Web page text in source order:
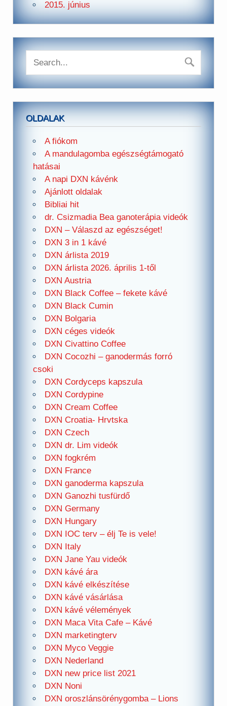
2015. június
OLDALAK
A fiókom
A mandulagomba egészségtámogató
hatásai
A napi DXN kávénk
Ajánlott oldalak
Bibliai hit
dr. Csizmadia Bea ganoterápia videók
DXN – Válaszd az egészséget!
DXN 3 in 1 kávé
DXN árlista 2019
DXN árlista 2026. április 1-től
DXN Austria
DXN Black Coffee – fekete kávé
DXN Black Cumin
DXN Bolgaria
DXN céges videók
DXN Civattino Coffee
DXN Cocozhi – ganodermás forró
csoki
DXN Cordyceps kapszula
DXN Cordypine
DXN Cream Coffee
DXN Croatia- Hrvtska
DXN Czech
DXN dr. Lim videók
DXN fogkrém
DXN France
DXN ganoderma kapszula
DXN Ganozhi tusfürdő
DXN Germany
DXN Hungary
DXN IOC terv – élj Te is vele!
DXN Italy
DXN Jane Yau videók
DXN kávé ára
DXN kávé elkészítése
DXN kávé vásárlása
DXN kávé vélemények
DXN Maca Vita Cafe – Kávé
DXN marketingterv
DXN Myco Veggie
DXN Nederland
DXN new price list 2021
DXN Noni
DXN oroszlánsörénygomba – Lions